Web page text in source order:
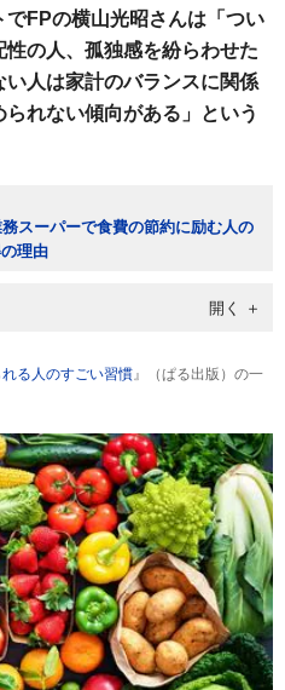
FPの横山光昭さんは「つい
の人、孤独感を紛らわせた
人は家計のバランスに関係
れない傾向がある」という
スーパーで食費の節約に励む人の
理由
る人のすごい習慣 』（ぱる出版）の一